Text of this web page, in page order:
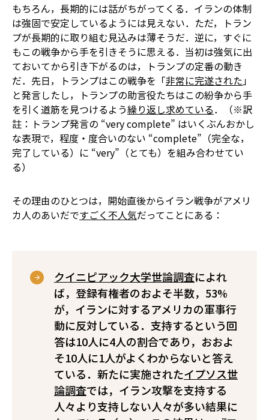
もちろん，長期的には話がちがってくる．イランの体制
は強固で安定しているようには見えない．ただ，トラン
プが長期的に取り組む見込みは薄そうだ．逆に，すぐに
もこの戦争から手を引きそうに思える．当初は強気に出
ておいてから引き下がるのは，トランプの定番の動き
だ．先日，トランプはこの戦争を「非常に完遂された」
と発言したし，トランプの助言役たちはこの紛争から手
を引く道筋を見つけるよう繰り返し求めている．（※訳
註：トランプ発言の “very complete” はいくぶんおかし
な表現で，程度・度合いのない “complete”（完全な，
完了している）に “very”（とても）を組み合わせてい
る）
その理由のひとつは，開始直後からイラン戦争がアメリ
カ人のあいだですごく不人気だってことにある：
クイニピアック大学世論調査によれ
ば，登録有権者のおよそ半数，53%
が，イランに対するアメリカの軍事行
動に反対している．支持するという回
答は10人に4人の割合であり，おおよ
そ10人に1人がよくわからないと答え
ている．新たに実施されたイプソス世
論調査では，イラン攻撃を支持する
人々より支持しない人々が多い結果に